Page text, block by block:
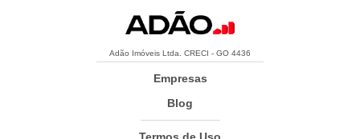
Adão Imóveis Ltda. CRECI - GO 4436
Empresas
Blog